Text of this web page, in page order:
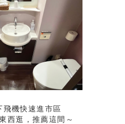
飛機快速進市區
西逛，推薦這間～